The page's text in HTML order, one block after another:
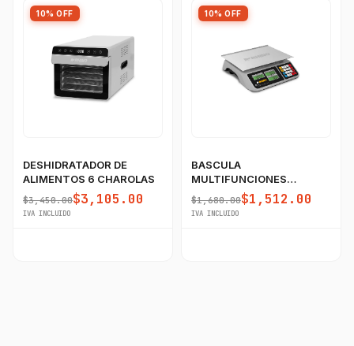
10% OFF
DESHIDRATADOR DE
ALIMENTOS 6 CHAROLAS
$3,450.00$3,105.00
IVA INCLUIDO
10% OFF
BASCULA
MULTIFUNCIONES
60KG/5GR RHINO CON
PUERTO USB
$1,680.00$1,512.00
IVA INCLUIDO